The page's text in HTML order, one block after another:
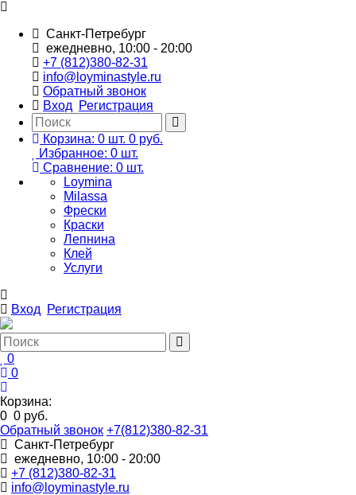
Санкт-Петребург
ежедневно, 10:00 - 20:00
+7 (812)380-82-31
info@loyminastyle.ru
Обратный звонок
Вход
Регистрация
Корзина: 0 шт. 0 руб.
Избранное: 0 шт.
Сравнение: 0 шт.
Loymina
Milassa
Фрески
Краски
Лепнина
Клей
Услуги
Вход Регистрация
0
0
Корзина:
0 0 руб.
Обратный звонок +7(812)380-82-31
Санкт-Петребург
ежедневно, 10:00 - 20:00
+7 (812)380-82-31
info@loyminastyle.ru